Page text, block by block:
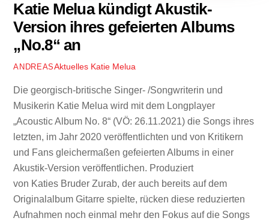
Katie Melua kündigt Akustik-
Version ihres gefeierten Albums
„No.8“ an
ANDREASAktuelles Katie Melua
Die georgisch-britische Singer- /Songwriterin und
Musikerin Katie Melua wird mit dem Longplayer
„Acoustic Album No. 8“ (VÖ: 26.11.2021) die Songs ihres
letzten, im Jahr 2020 veröffentlichten und von Kritikern
und Fans gleichermaßen gefeierten Albums in einer
Akustik-Version veröffentlichen. Produziert
von Katies Bruder Zurab, der auch bereits auf dem
Originalalbum Gitarre spielte, rücken diese reduzierten
Aufnahmen noch einmal mehr den Fokus auf die Songs